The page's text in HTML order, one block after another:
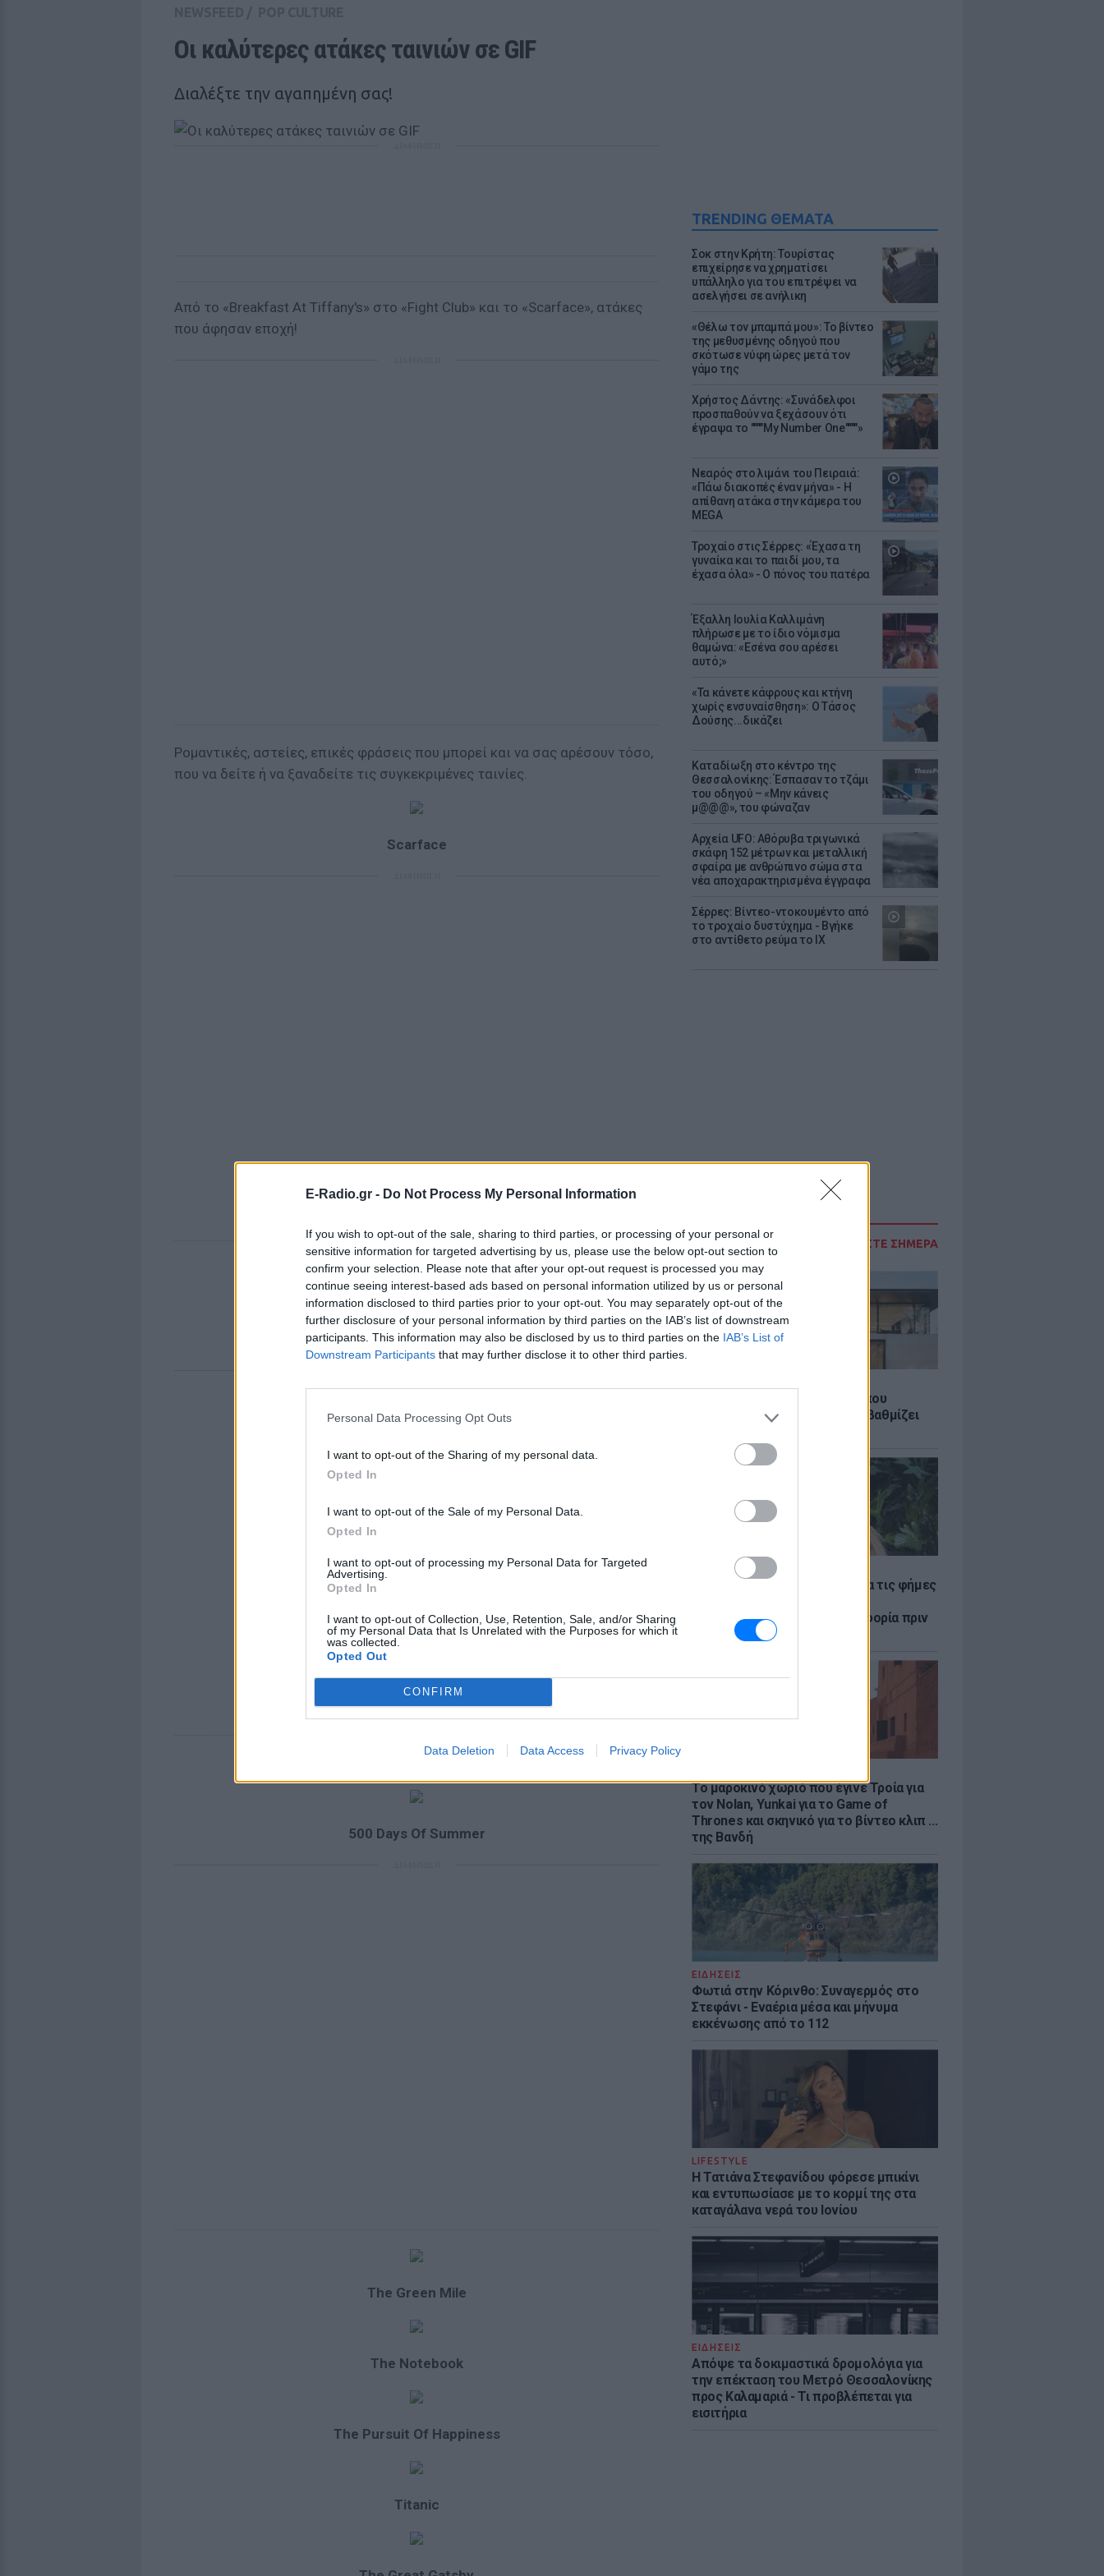
E-Radio.gr - Do Not Process My Personal Information
If you wish to opt-out of the sale, sharing to third parties, or processing of your personal or
sensitive information for targeted advertising by us, please use the below opt-out section to
confirm your selection. Please note that after your opt-out request is processed you may
continue seeing interest-based ads based on personal information utilized by us or personal
information disclosed to third parties prior to your opt-out. You may separately opt-out of the
further disclosure of your personal information by third parties on the IAB’s list of downstream
participants. This information may also be disclosed by us to third parties on the IAB’s List of
Downstream Participants that may further disclose it to other third parties.
Personal Data Processing Opt Outs
I want to opt-out of the Sharing of my personal data.
Opted In
I want to opt-out of the Sale of my Personal Data.
Opted In
I want to opt-out of processing my Personal Data for Targeted
Advertising.
Opted In
I want to opt-out of Collection, Use, Retention, Sale, and/or Sharing
of my Personal Data that Is Unrelated with the Purposes for which it
was collected.
Opted Out
CONFIRM
Data Deletion Data Access Privacy Policy
TRENDING ΘΕΜΑΤΑ
Σοκ στην Κρήτη: Τουρίστας
επιχείρησε να χρηματίσει
υπάλληλο για του επιτρέψει να
ασελγήσει σε ανήλικη
«Θέλω τον μπαμπά μου»: Το βίντεο
της μεθυσμένης οδηγού που
σκότωσε νύφη ώρες μετά τον
γάμο της
Χρήστος Δάντης: «Συνάδελφοι
προσπαθούν να ξεχάσουν ότι
έγραψα το """"My Number One""""»
Νεαρός στο λιμάνι του Πειραιά:
«Πάω διακοπές έναν μήνα» - Η
απίθανη ατάκα στην κάμερα του
MEGA
Τροχαίο στις Σέρρες: «Έχασα τη
γυναίκα και το παιδί μου, τα
έχασα όλα» - Ο πόνος του πατέρα
Έξαλλη Ιουλία Καλλιμάνη
πλήρωσε με το ίδιο νόμισμα
θαμώνα: «Εσένα σου αρέσει
αυτό;»
«Τα κάνετε κάφρους και κτήνη
χωρίς ενσυναίσθηση»: Ο Τάσος
Δούσης...δικάζει
Καταδίωξη στο κέντρο της
Θεσσαλονίκης: Έσπασαν το τζάμι
του οδηγού – «Μην κάνεις
μ@@@», του φώναζαν
Αρχεία UFO: Αθόρυβα τριγωνικά
σκάφη 152 μέτρων και μεταλλική
σφαίρα με ανθρώπινο σώμα στα
νέα αποχαρακτηρισμένα έγγραφα
Σέρρες: Βίντεο-ντοκουμέντο από
το τροχαίο δυστύχημα - Βγήκε
στο αντίθετο ρεύμα το ΙΧ
ΔΙΑΒΑΣΤΕ ΣΗΜΕΡΑ
Θερμοπλαστική: Καινοτομία που
εξοικονομεί ενέργεια και αναβαθμίζει
LIFESTYLE
Η Ελένη Βουλγαράκη ξεσπά για τις φήμες
«Διασταυρώστε καμία πληροφορία πριν
εκτοξεύσετε τη βλακεία σας»
Το μαροκινό χωριό που έγινε Τροία για
τον Nolan, Yunkai για το Game of
Thrones και σκηνικό για το βίντεο κλιπ ...
της Βανδή
ΕΙΔΗΣΕΙΣ
Φωτιά στην Κόρινθο: Συναγερμός στο
Στεφάνι - Εναέρια μέσα και μήνυμα
εκκένωσης από το 112
LIFESTYLE
Η Τατιάνα Στεφανίδου φόρεσε μπικίνι
και εντυπωσίασε με το κορμί της στα
καταγάλανα νερά του Ιονίου
ΕΙΔΗΣΕΙΣ
Απόψε τα δοκιμαστικά δρομολόγια για
την επέκταση του Μετρό Θεσσαλονίκης
προς Καλαμαριά - Τι προβλέπεται για
εισιτήρια
Oι καλύτερες ατάκες ταινιών σε GIF
Διαλέξτε την αγαπημένη σας!
Από το «Βreakfast At Tiffany's» στο «Fight Club» και το «Scarface», ατάκες
που άφησαν εποχή!
Ρομαντικές, αστείες, επικές φράσεις που μπορεί και να σας αρέσουν τόσο,
που να δείτε ή να ξαναδείτε τις συγκεκριμένες ταινίες.
Scarface
Breakfast At Tiffany's
500 Days Of Summer
The Green Mile
The Notebook
The Pursuit Of Happiness
Titanic